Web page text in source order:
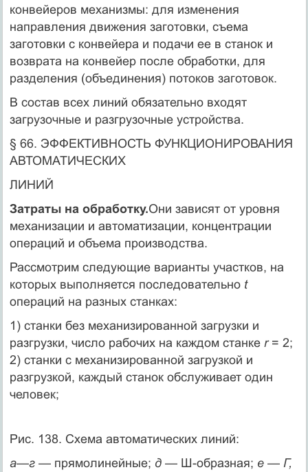
конвейеров механизмы: для изменения
направления движения за­готовки, съема
заготовки с конвейера и подачи ее в станок и
воз­врата на конвейер после обработки, для
разделения (объединения) потоков заготовок.
В состав всех линий обязательно входят
загрузочные и разгру­зочные устройства.
§ 66. ЭФФЕКТИВНОСТЬ ФУНКЦИОНИРОВАНИЯ
АВТОМАТИЧЕСКИХ
ЛИНИЙ
Затраты на обработку.Они зависят от уровня
механизации и автоматизации, концентрации
операций и объема производства.
Рассмотрим следующие варианты участков, на
которых выпол­няется последовательно t
операций на разных станках:
1) станки без механизированной загрузки и
разгрузки, число рабочих на каждом станке r = 2;
2) станки с механизированной за­грузкой и
разгрузкой, каждый станок обслуживает один
человек;
Рис. 138. Схема автоматических линий:
а—г— прямолинейные; д — Ш-образная; е — Г,